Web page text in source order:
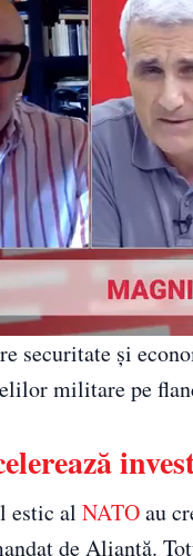
securitate și
militare pe
estic al NATOau
de Alianță.